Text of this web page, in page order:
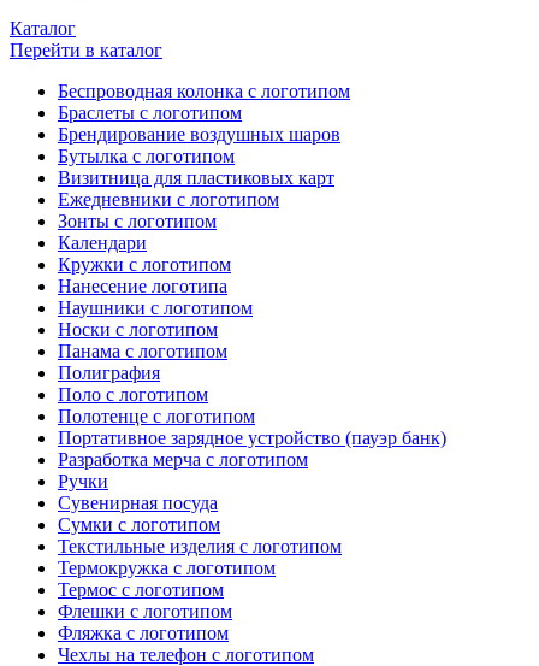
Каталог
Перейти в каталог
Беспроводная колонка с логотипом
Браслеты с логотипом
Брендирование воздушных шаров
Бутылка с логотипом
Визитница для пластиковых карт
Ежедневники с логотипом
Зонты с логотипом
Календари
Кружки с логотипом
Нанесение логотипа
Наушники с логотипом
Носки с логотипом
Панама с логотипом
Полиграфия
Поло с логотипом
Полотенце с логотипом
Портативное зарядное устройство (пауэр банк)
Разработка мерча с логотипом
Ручки
Сувенирная посуда
Сумки с логотипом
Текстильные изделия с логотипом
Термокружка с логотипом
Термос с логотипом
Флешки с логотипом
Фляжка с логотипом
Чехлы на телефон с логотипом